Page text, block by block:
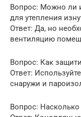
Вопрос: Можно ли
для утепления
Ответ: Да, но
вентиляцию
Вопрос: Как
Ответ:
снаружи и
Вопрос: